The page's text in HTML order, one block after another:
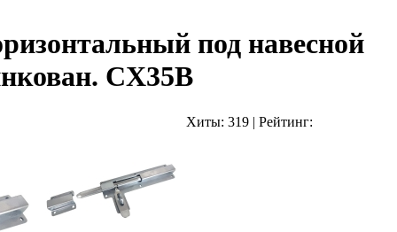
под навесной
CX35B
Хиты: 319 | Рейтинг: